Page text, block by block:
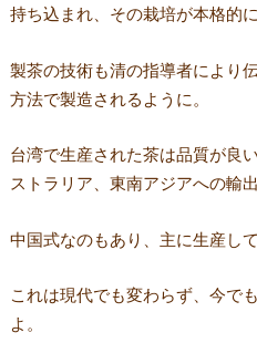
持ち込まれ、その栽培が本格的
製茶の技術も清の指導者により
方法で製造されるように。
台湾で生産された茶は品質が良
ストラリア、東南アジアへの輸
中国式なのもあり、主に生産し
これは現代でも変わらず、今で
よ。